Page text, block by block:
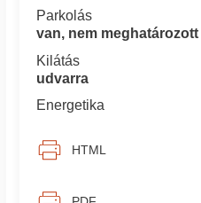
Parkolás
van, nem meghatározott
Kilátás
udvarra
Energetika
HTML